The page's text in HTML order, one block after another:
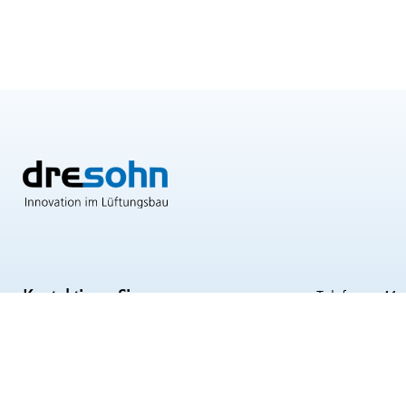
Kontaktieren Sie uns.
Telefon: +41